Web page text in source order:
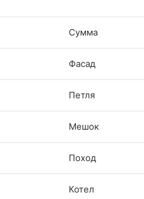
Сумма
Фасад
Петля
Мешок
Поход
Котел